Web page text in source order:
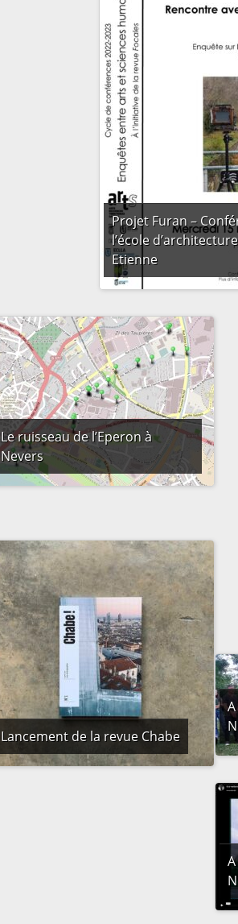
Projet Furan –
l’école
Etienne
Le ruisseau de l’Eperon à
Nevers
Lancement de la revue Chabe